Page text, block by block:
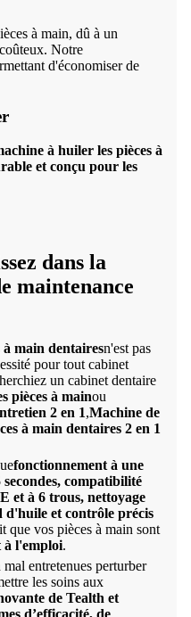
à main, dû à un
Notre
d'économiser de
à huiler les pièces à
et conçu pour les
dans la
maintenance
à main dentairesn'est pas
pour tout cabinet
un cabinet dentaire
pièces à mainou
2 en 1,Machine de
à main dentaires 2 en 1
fonctionnement à une
compatibilité
et à 6 trous, nettoyage
et contrôle précis
que vos pièces à main sont
l'emploi.
entretenues perturber
les soins aux
de Tealth et